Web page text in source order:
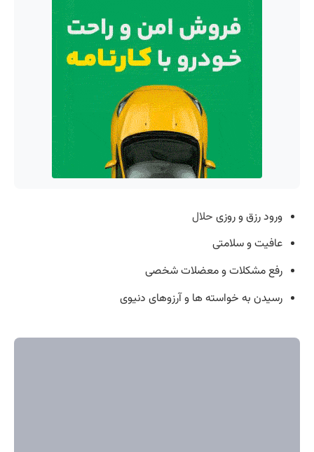
ورود رزق و روزی حلال
عافیت و سلامتی
رفع مشکلات و معضلات شخصی
رسیدن به خواسته ها و آرزو‌های دنیوی